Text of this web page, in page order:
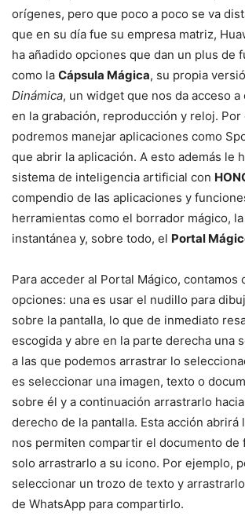
orígenes, pero que poco a poco se va
que en su día fue su empresa matriz,
ha añadido opciones que dan un plus de
como la Cápsula Mágica, su propia
Dinámica, un widget que nos da acceso
en la grabación, reproducción y reloj. Por
podremos manejar aplicaciones como
que abrir la aplicación. A esto además le
sistema de inteligencia artificial con
compendio de las aplicaciones y
herramientas como el borrador mágico,
instantánea y, sobre todo, el Portal
Para acceder al Portal Mágico, contamos
opciones: una es usar el nudillo para
sobre la pantalla, lo que de inmediato
escogida y abre en la parte derecha una
a las que podemos arrastrar lo
es seleccionar una imagen, texto o
sobre él y a continuación arrastrarlo
derecho de la pantalla. Esta acción abrirá
nos permiten compartir el documento de
solo arrastrarlo a su icono. Por ejemplo,
seleccionar un trozo de texto y
de WhatsApp para compartirlo.